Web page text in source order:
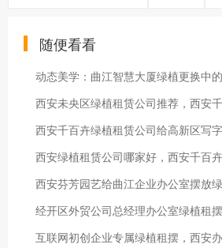
随便看看
动态美学：曲江智慧大厦绿植更换中
西安千百卉绿植租赁公司给高新区写
西安芬芳园艺给曲江企业办公室摆放
经开区外贸公司总经理办公室绿植租摆